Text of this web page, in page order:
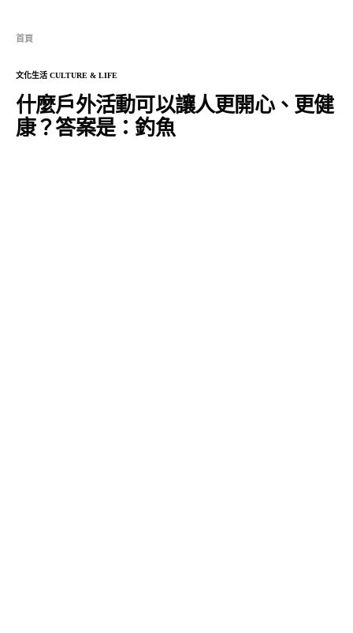
首頁
文化生活 CULTURE & LIFE
什麼戶外活動可以讓人更開心、更健
康？答案是：釣魚